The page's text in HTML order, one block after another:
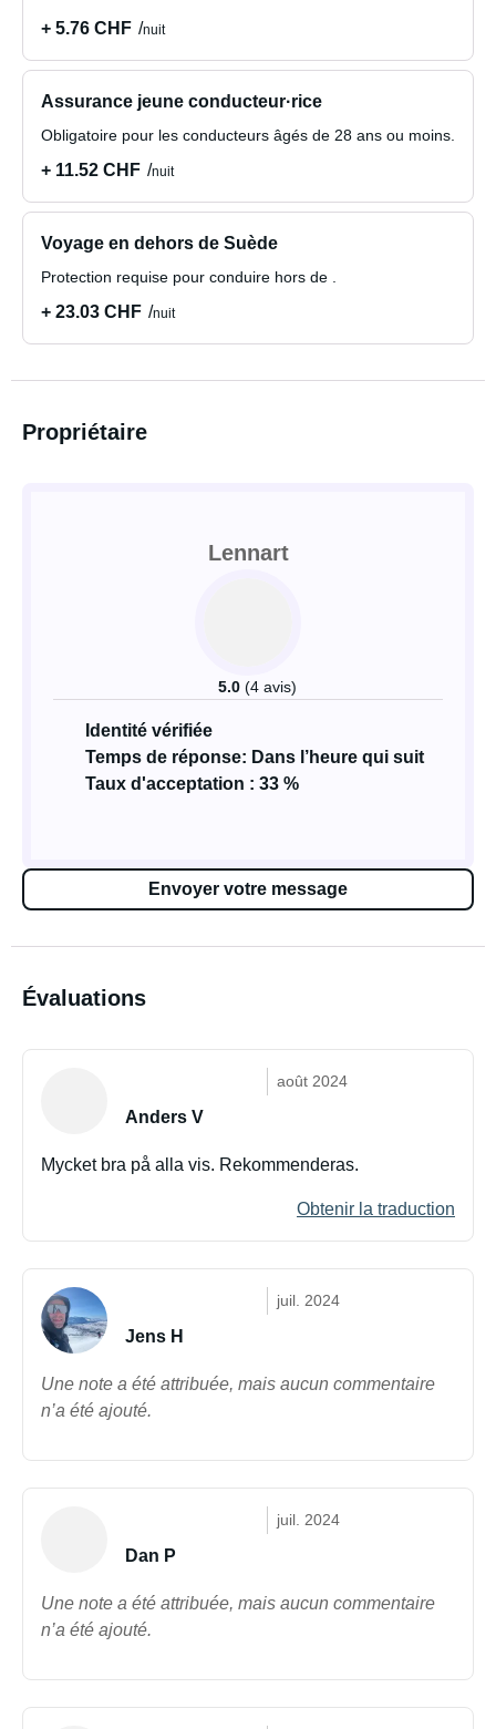
+ 5.76 CHF nuit
Assurance jeune conducteur·rice
Obligatoire pour les conducteurs âgés de 28 ans ou moins.
+ 11.52 CHF nuit
Voyage en dehors de Suède
Protection requise pour conduire hors de .
+ 23.03 CHF nuit
Propriétaire
Lennart
5.0 (4 avis)
Identité vérifiée
Temps de réponse: Dans l’heure qui suit
Taux d'acceptation : 33 %
Envoyer votre message
Évaluations
août 2024
Anders V
Mycket bra på alla vis. Rekommenderas.
Obtenir la traduction
juil. 2024
Jens H
Une note a été attribuée, mais aucun commentaire
n’a été ajouté.
juil. 2024
Dan P
Une note a été attribuée, mais aucun commentaire
n’a été ajouté.